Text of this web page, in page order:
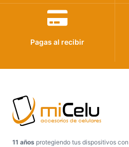
Pagas al recibir
11 años protegiendo tus dispositivos